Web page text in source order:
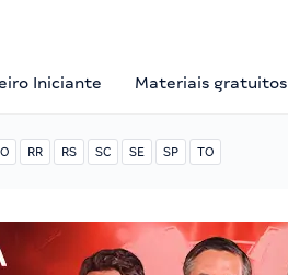
Iniciante Materiais gratuitos
RR RS SC SE SP TO